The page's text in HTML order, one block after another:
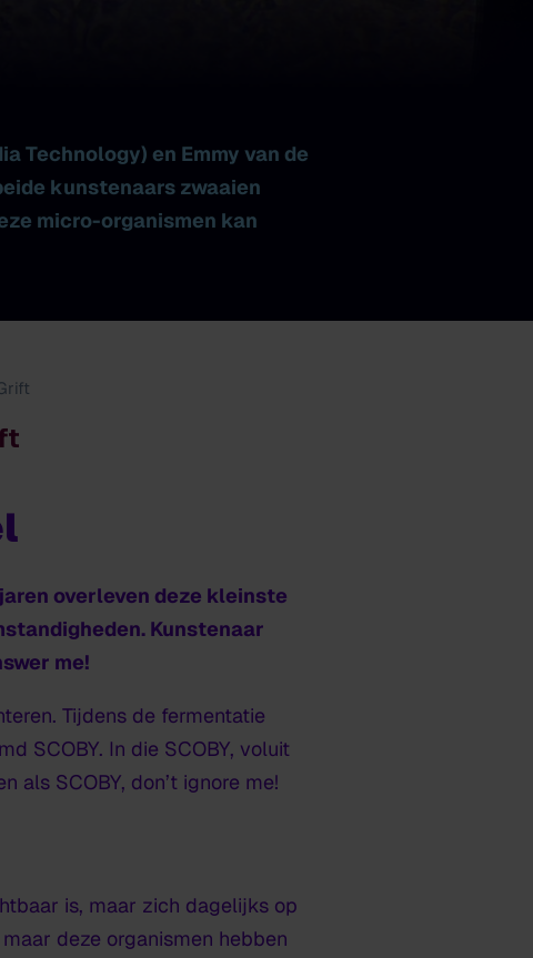
Technology) en Emmy van de
kunstenaars zwaaien
micro-organismen kan
overleven deze kleinste
Kunstenaar
me!
Tijdens de fermentatie
SCOBY. In die SCOBY, voluit
als SCOBY, don’t ignore me!
is, maar zich dagelijks op
deze organismen hebben